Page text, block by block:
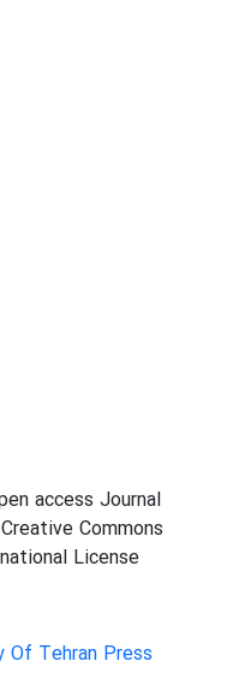
access Journal
Commons
License
Of Tehran Press